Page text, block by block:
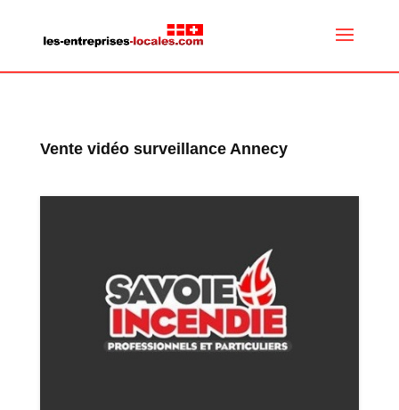
Vente vidéo surveillance Annecy